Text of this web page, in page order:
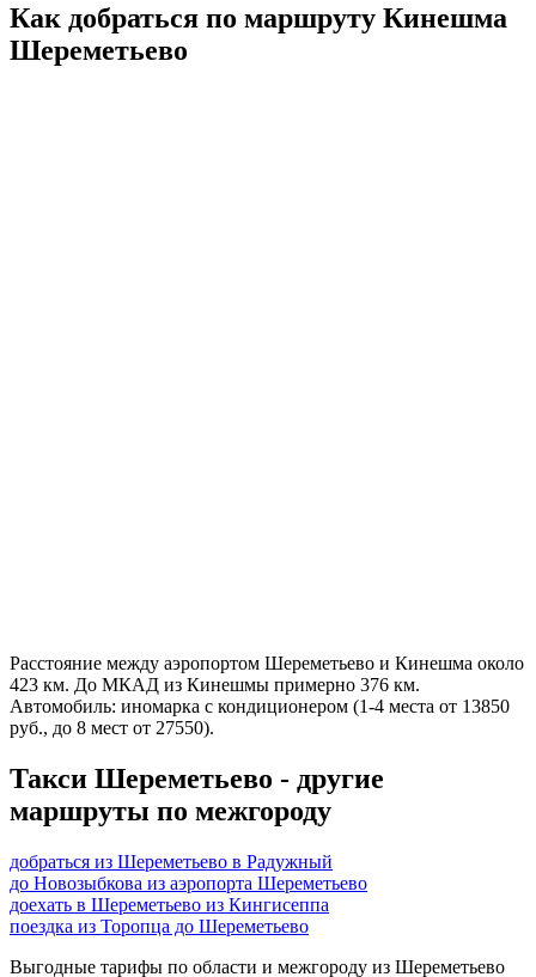
Как добраться по маршруту Кинешма
Шереметьево
Расстояние между аэропортом Шереметьево и Кинешма около
423 км. До МКАД из Кинешмы примерно 376 км.
Автомобиль: иномарка с кондиционером (1-4 места от 13850
руб., до 8 мест от 27550).
Такси Шереметьево - другие
маршруты по межгороду
добраться из Шереметьево в Радужный
до Новозыбкова из аэропорта Шереметьево
доехать в Шереметьево из Кингисеппа
поездка из Торопца до Шереметьево
Выгодные тарифы по области и межгороду из Шереметьево